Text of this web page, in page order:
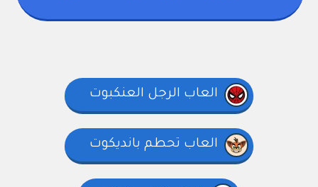
العاب الرجل العنكبوت
العاب تحطم بانديكوت